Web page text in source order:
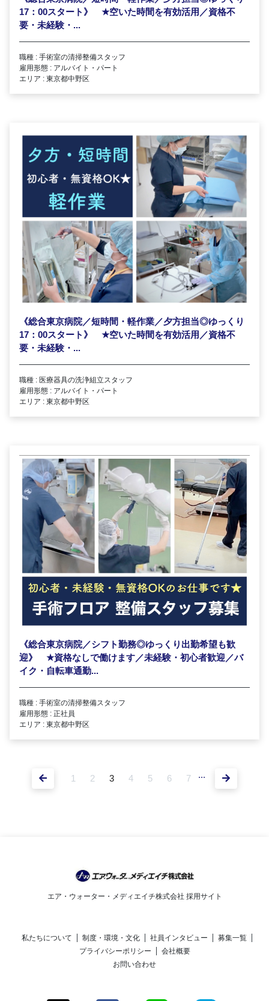
17：00スタート》 ★空いた時間を有効活用／資格不
要・未経験・...
職種 : 手術室の清掃整備スタッフ
雇用形態 : アルバイト・パート
エリア : 東京都中野区
《総合東京病院／短時間・軽作業／夕方担当◎ゆっくり
17：00スタート》 ★空いた時間を有効活用／資格不
要・未経験・...
職種 : 医療器具の洗浄組立スタッフ
雇用形態 : アルバイト・パート
エリア : 東京都中野区
《総合東京病院／シフト勤務◎ゆっくり出勤希望も歓
迎》 ★資格なしで働けます／未経験・初心者歓迎／バ
イク・自転車通勤...
職種 : 手術室の清掃整備スタッフ
雇用形態 : 正社員
エリア : 東京都中野区
1 2 3 4 5 6 7 ...
エア・ウォーター・メディエイチ株式会社 採用サイト
私たちについて 制度・環境・文化 社員インタビュー
募集一覧
プライバシーポリシー
会社概要
お問い合わせ